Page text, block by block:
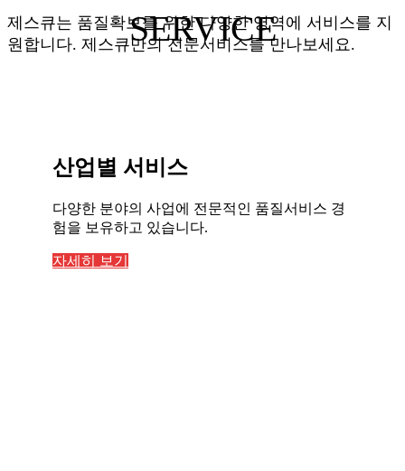
SERVICE
제스큐는 품질확보를 위한 다양한 영역에 서비스를 지
원합니다. 제스큐만의 전문서비스를 만나보세요.
산업별 서비스
다양한 분야의 사업에 전문적인 품질서비스 경
험을 보유하고 있습니다.
자세히 보기